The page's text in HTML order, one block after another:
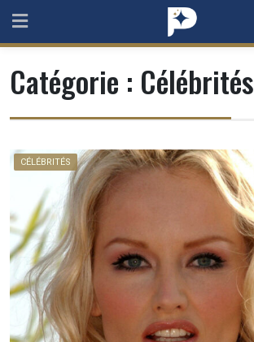
content
Catégorie : Célébrités
CÉLÉBRITÉS